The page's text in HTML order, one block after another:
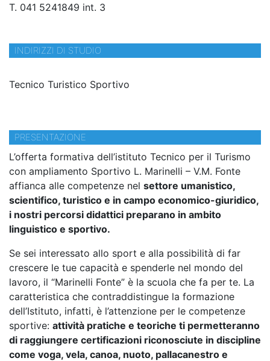
T. 041 5241849 int. 3
INDIRIZZI DI STUDIO
Tecnico Turistico Sportivo
PRESENTAZIONE
L’offerta formativa dell’istituto Tecnico per il Turismo
con ampliamento Sportivo L. Marinelli – V.M. Fonte
affianca alle competenze nel settore umanistico,
scientifico, turistico e in campo economico-giuridico,
i nostri percorsi didattici preparano in ambito
linguistico e sportivo.
Se sei interessato allo sport e alla possibilità di far
crescere le tue capacità e spenderle nel mondo del
lavoro, il “Marinelli Fonte” è la scuola che fa per te. La
caratteristica che contraddistingue la formazione
dell’Istituto, infatti, è l’attenzione per le competenze
sportive: attività pratiche e teoriche ti permetteranno
di raggiungere certificazioni riconosciute in discipline
come voga, vela, canoa, nuoto, pallacanestro e